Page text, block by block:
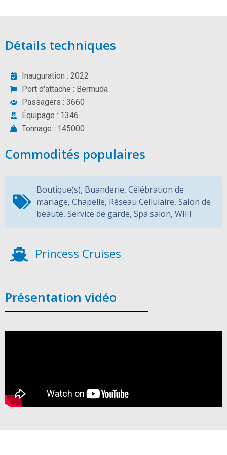
Détails techniques
Inauguration : 2022
Port d'attache : Bermuda
Passagers : 3660
Équipage : 1346
Tonnage : 145000
Commodités populaires
Boutique(s), Buanderie, Célébration de
mariage, Chapelle, Réseau Cellulaire, Salon de
beauté, Service de garde, Spa salon, WIFI
Princess Cruises
Présentation vidéo